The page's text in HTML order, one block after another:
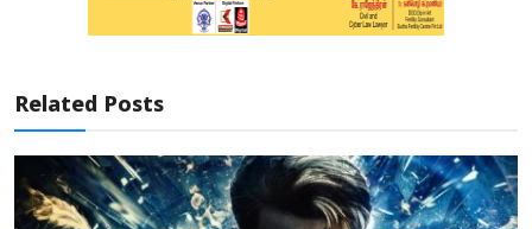
Related Posts